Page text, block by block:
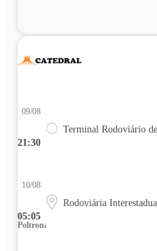
21:30
09/08
Terminal Rodoviário
05:05
10/08
Rodoviária
Poltrona